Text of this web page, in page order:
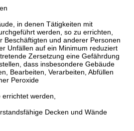
in denen Tätigkeiten mit
werden, so zu errichten,
Beschäftigten und anderer Personen
Unfällen auf ein Minimum reduziert
Zersetzung eine Gefährdung
dass insbesondere Gebäude
Bearbeiten, Verarbeiten, Abfüllen
Peroxide
werden,
Decken und Wände